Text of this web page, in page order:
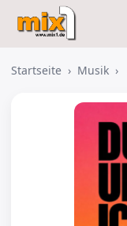
Startseite › Musik ›